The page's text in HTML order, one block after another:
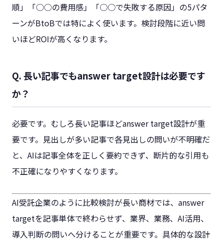
順」「○○の費用感」「○○で失敗する原因」の5パタ
ーンがBtoBでは特によく使います。検討段階に近い問
いほどROIが高くなります。
Q. 長い記事でもanswer target設計は必要です
か？
必要です。むしろ長い記事ほどanswer target設計が重
要です。見出しが多い記事で各見出しの問いが不明確だ
と、AIは記事全体を正しく要約できず、断片的な引用も
不正確になりやすくなります。
AI受託企業のように比較検討が長い商材では、answer
targetを記事単体で終わらせず、業界、業務、AI活用、
導入判断の問いへ分けることが重要です。具体的な設計